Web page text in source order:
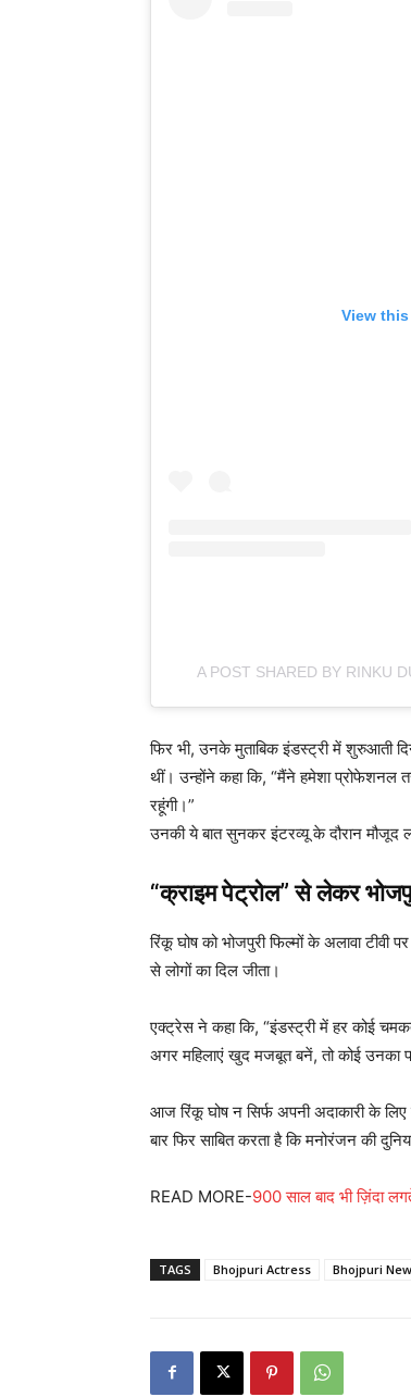
View
A POST SHARED BY RINKU
फिर भी, उनके मुताबिक इंडस्ट्री में शुरुआती
थीं। उन्होंने कहा कि, “मैंने हमेशा प्रोफेशनल
रहूंगी।”
उनकी ये बात सुनकर इंटरव्यू के दौरान मौजूद
“क्राइम पेट्रोल” से लेकर
रिंकू घोष को भोजपुरी फिल्मों के अलावा टीवी
से लोगों का दिल जीता।
एक्ट्रेस ने कहा कि, “इंडस्ट्री में हर कोई
अगर महिलाएं खुद मजबूत बनें, तो कोई उनका
आज रिंकू घोष न सिर्फ अपनी अदाकारी के
बार फिर साबित करता है कि मनोरंजन की
READ MORE-900 साल बाद भी ज़िंदा
TAGS Bhojpuri Actress Bhojpuri